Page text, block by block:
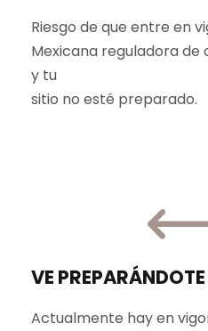
Riesgo de que entre en
Mexicana reguladora
y tu
sitio no esté preparado.
VE
Actualmente hay en